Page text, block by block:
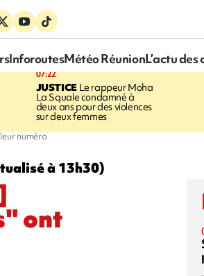
InforoutesMétéo RéunionL’actu
07:22
JUSTICELe rappeur Moha
La Squale condamné à
deux ans pour des violences
sur deux femmes
numéro
à 13h30)
ont